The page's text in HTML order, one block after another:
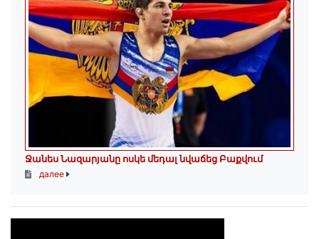
Ջանես Նազարյանը ոսկե մեդալ նվաճեց Բաքվում
далее